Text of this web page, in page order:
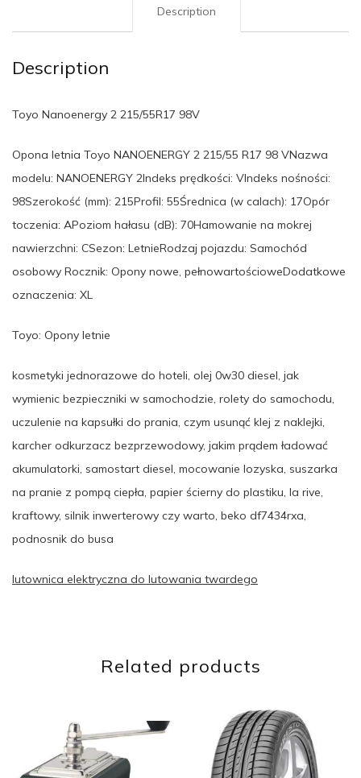
Description
Description
Toyo Nanoenergy 2 215/55R17 98V
Opona letnia Toyo NANOENERGY 2 215/55 R17 98 VNazwa
modelu: NANOENERGY 2Indeks prędkości: VIndeks nośności:
98Szerokość (mm): 215Profil: 55Średnica (w calach): 17Opór
toczenia: APoziom hałasu (dB): 70Hamowanie na mokrej
nawierzchni: CSezon: LetnieRodzaj pojazdu: Samochód
osobowy Rocznik: Opony nowe, pełnowartościoweDodatkowe
oznaczenia: XL
Toyo: Opony letnie
kosmetyki jednorazowe do hoteli, olej 0w30 diesel, jak
wymienic bezpieczniki w samochodzie, rolety do samochodu,
uczulenie na kapsułki do prania, czym usunąć klej z naklejki,
karcher odkurzacz bezprzewodowy, jakim prądem ładować
akumulatorki, samostart diesel, mocowanie lozyska, suszarka
na pranie z pompą ciepła, papier ścierny do plastiku, la rive,
kraftowy, silnik inwerterowy czy warto, beko df7434rxa,
podnosnik do busa
lutownica elektryczna do lutowania twardego
Related products